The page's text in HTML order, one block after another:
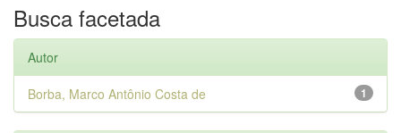
Busca facetada
Autor
1
Borba, Marco Antônio Costa de